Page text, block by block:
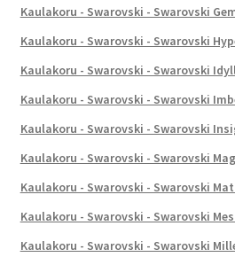
Kaulakoru - Swarovski - Swarovski
Kaulakoru - Swarovski - Swarovski
Kaulakoru - Swarovski - Swarovski
Kaulakoru - Swarovski - Swarovski
Kaulakoru - Swarovski - Swarovski
Kaulakoru - Swarovski - Swarovski
Kaulakoru - Swarovski - Swarovski
Kaulakoru - Swarovski - Swarovski
Kaulakoru - Swarovski - Swarovski